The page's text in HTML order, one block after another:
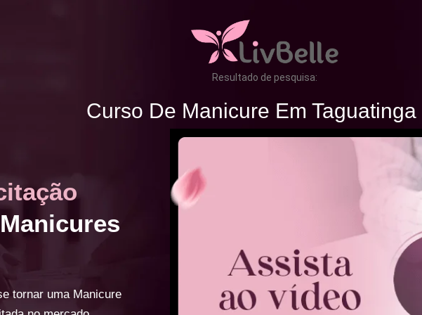
Resultado de pesquisa:
Curso De Manicure Em Taguatinga
tornar uma Manicure